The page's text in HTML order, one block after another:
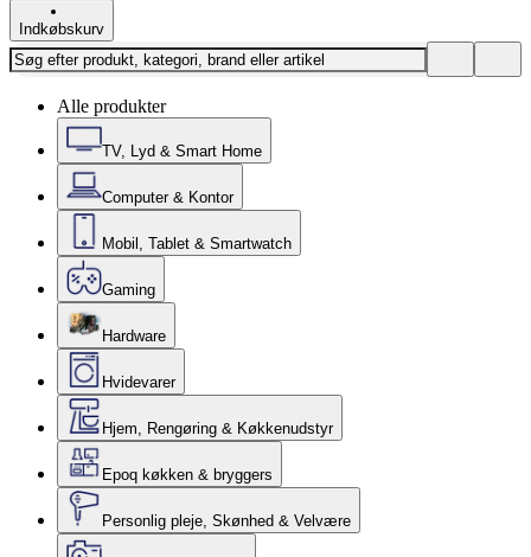
Indkøbskurv
Alle produkter
TV, Lyd & Smart Home
Computer & Kontor
Mobil, Tablet & Smartwatch
Gaming
Hardware
Hvidevarer
Hjem, Rengøring & Køkkenudstyr
Epoq køkken & bryggers
Personlig pleje, Skønhed & Velvære